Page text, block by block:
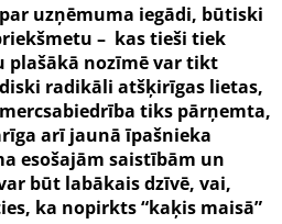
uzņēmuma iegādi, būtiski
– kas tieši tiek
plašākā nozīmē var tikt
radikāli atšķirīgas lietas,
tiks pārņemta,
arī jaunā īpašnieka
esošajām saistībām un
būt labākais dzīvē, vai,
ka nopirkts “kaķis maisā”